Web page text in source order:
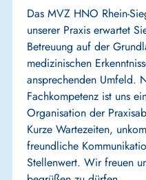
Das MVZ HNO Rhein-
unserer Praxis erwartet
Betreuung auf der
medizinischen
ansprechenden Umfeld.
Fachkompetenz ist uns
Organisation der
Kurze Wartezeiten,
freundliche
Stellenwert. Wir freuen